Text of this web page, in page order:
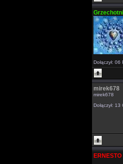
Dołączył:
mirek678
mirek678
Dołączył:
ERNESTO